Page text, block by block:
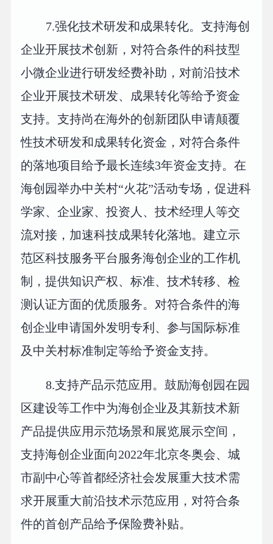
7.强化技术研发和成果转化。支持海创
企业开展技术创新，对符合条件的科技型
小微企业进行研发经费补助，对前沿技术
企业开展技术研发、成果转化等给予资金
支持。支持尚在海外的创新团队申请颠覆
性技术研发和成果转化资金，对符合条件
的落地项目给予最长连续3年资金支持。在
海创园举办中关村“火花”活动专场，促进科
学家、企业家、投资人、技术经理人等交
流对接，加速科技成果转化落地。建立示
范区科技服务平台服务海创企业的工作机
制，提供知识产权、标准、技术转移、检
测认证方面的优质服务。对符合条件的海
创企业申请国外发明专利、参与国际标准
及中关村标准制定等给予资金支持。
8.支持产品示范应用。鼓励海创园在园
区建设等工作中为海创企业及其新技术新
产品提供应用示范场景和展览展示空间，
支持海创企业面向2022年北京冬奥会、城
市副中心等首都经济社会发展重大技术需
求开展重大前沿技术示范应用，对符合条
件的首创产品给予保险费补贴。